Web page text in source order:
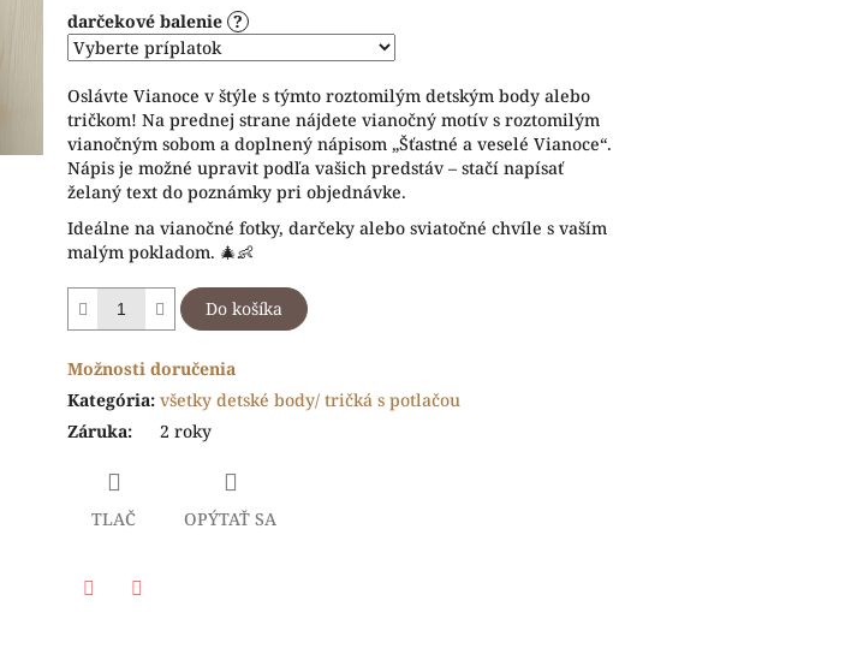
darčekové balenie ?
Oslávte Vianoce v štýle s týmto roztomilým detským body alebo
tričkom! Na prednej strane nájdete vianočný motív s roztomilým
vianočným sobom a doplnený nápisom „Šťastné a veselé Vianoce“.
Nápis je možné upravit podľa vašich predstáv – stačí napísať
želaný text do poznámky pri objednávke.
Ideálne na vianočné fotky, darčeky alebo sviatočné chvíle s vaším
malým pokladom. 🎄👶
Do košíka
Možnosti doručenia
Kategória: všetky detské body/ tričká s potlačou
Záruka: 2 roky
TLAČ OPÝTAŤ SA